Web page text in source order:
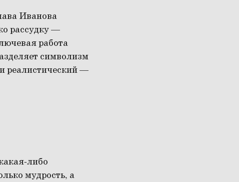
Иванова
рассудку —
работа
символизм
реалистический —
либо
мудрость, а